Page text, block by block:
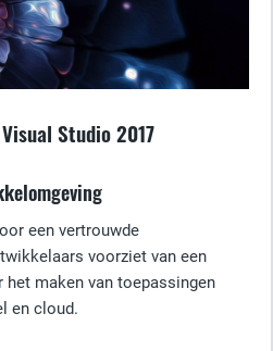
Studio 2017
een vertrouwde
voorziet van een
maken van toepassingen
en cloud.